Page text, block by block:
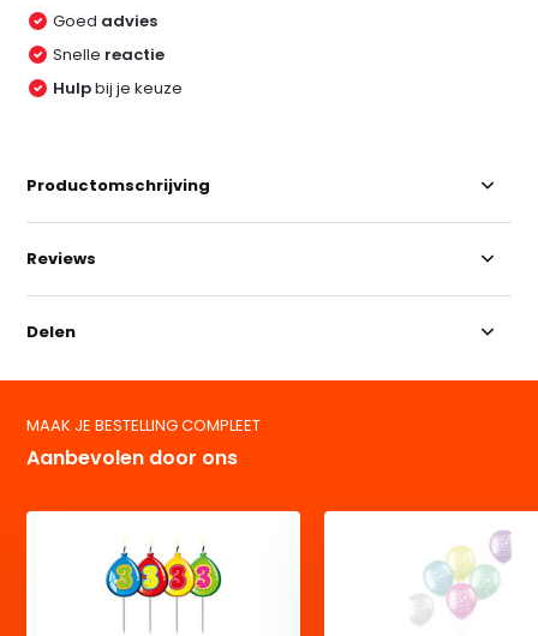
Goed advies
Snelle reactie
Hulpbij je keuze
Productomschrijving
Reviews
Delen
MAAK JE BESTELLING COMPLEET
Aanbevolen door ons